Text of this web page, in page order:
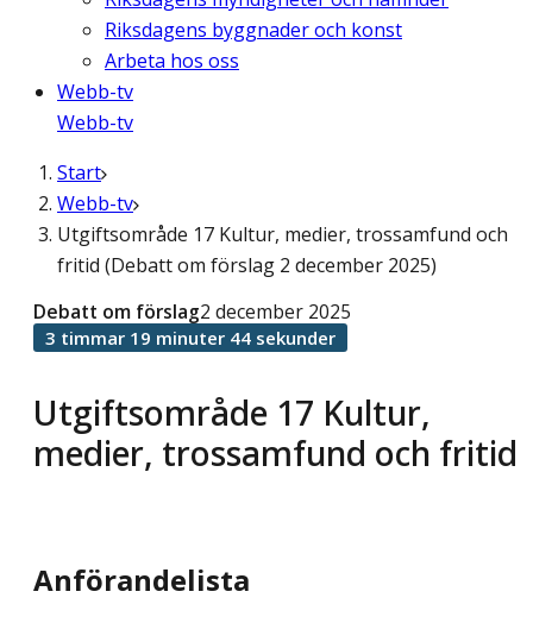
Riksdagens byggnader och konst
Arbeta hos oss
Webb-tv
Webb-tv
Start
Webb-tv
Utgiftsområde 17 Kultur, medier, trossamfund och
fritid (Debatt om förslag 2 december 2025)
Utgiftsområde 17 Kultur,
medier, trossamfund och fritid
Debatt om förslag2 december 2025
3 timmar 19 minuter 44 sekunder
Anförandelista